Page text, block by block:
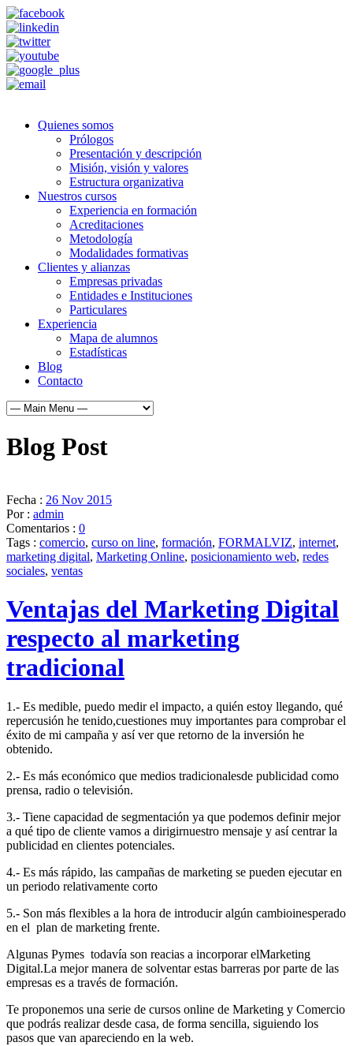
Quienes somos
Prólogos
Presentación y descripción
Misión, visión y valores
Estructura organizativa
Nuestros cursos
Experiencia en formación
Acreditaciones
Metodología
Modalidades formativas
Clientes y alianzas
Empresas privadas
Entidades e Instituciones
Particulares
Experiencia
Mapa de alumnos
Estadísticas
Blog
Contacto
Blog Post
Fecha : 26 Nov 2015
Por : admin
Comentarios : 0
Tags : comercio, curso on line, formación, FORMALVIZ, internet,
marketing digital, Marketing Online, posicionamiento web, redes
sociales, ventas
Ventajas del Marketing Digital
respecto al marketing
tradicional
1.- Es medible, puedo medir el impacto, a quién estoy llegando, qué
repercusión he tenido,cuestiones muy importantes para comprobar el
éxito de mi campaña y así ver que retorno de la inversión he
obtenido.
2.- Es más económico que medios tradicionalesde publicidad como
prensa, radio o televisión.
3.- Tiene capacidad de segmentación ya que podemos definir mejor
a qué tipo de cliente vamos a dirigirnuestro mensaje y así centrar la
publicidad en clientes potenciales.
4.- Es más rápido, las campañas de marketing se pueden ejecutar en
un periodo relativamente corto
5.- Son más flexibles a la hora de introducir algún cambioinesperado
en el plan de marketing frente.
Algunas Pymes todavía son reacias a incorporar elMarketing
Digital.La mejor manera de solventar estas barreras por parte de las
empresas es a través de formación.
Te proponemos una serie de cursos online de Marketing y Comercio
que podrás realizar desde casa, de forma sencilla, siguiendo los
pasos que van apareciendo en la web.